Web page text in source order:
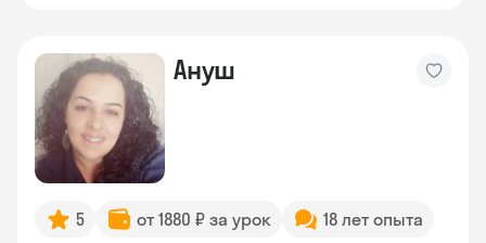
Ануш
5 от 1880 ₽ за урок 18 лет опыта